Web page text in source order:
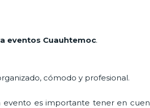
eventos Cuauhtemoc.
cómodo y profesional.
es importante tener en